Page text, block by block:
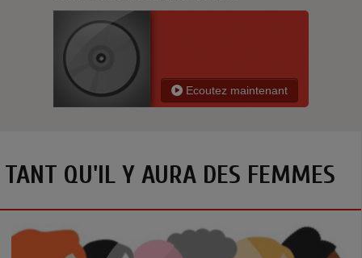
Ecoutez maintenant
TANT QU'IL Y AURA DES FEMMES